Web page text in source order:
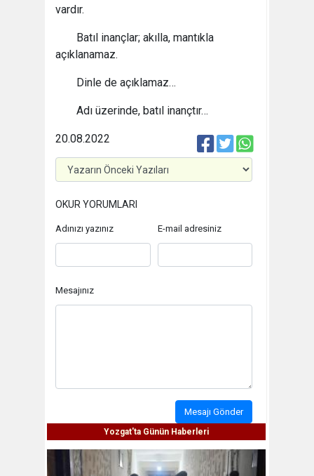
vardır.
Batıl inançlar; akılla, mantıkla
açıklanamaz.
Dinle de açıklamaz…
Adı üzerinde, batıl inançtır…
20.08.2022
OKUR YORUMLARI
Adınızı yazınız E-mail adresiniz
Mesajınız
Mesajı Gönder
Yozgat'ta Günün Haberleri